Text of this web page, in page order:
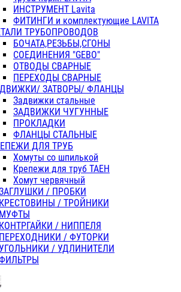
ИНСТРУМЕНТ Lavita
ФИТИНГИ и комплектующие LAVITA
ТРУБОПРОВОДОВ
БОЧАТА,РЕЗЬБЫ,СГОНЫ
СОЕДИНЕНИЯ "GEBO"
ОТВОДЫ СВАРНЫЕ
ПЕРЕХОДЫ СВАРНЫЕ
ЗАТВОРЫ/ ФЛАНЦЫ
Задвижки стальные
ЗАДВИЖКИ ЧУГУННЫЕ
ПРОКЛАДКИ
ФЛАНЦЫ СТАЛЬНЫЕ
ДЛЯ ТРУБ
Хомуты со шпилькой
Крепежи для труб ТАЕН
Хомут червячный
/ ПРОБКИ
/ ТРОЙНИКИ
/ НИППЕЛЯ
/ ФУТОРКИ
/ УДЛИНИТЕЛИ